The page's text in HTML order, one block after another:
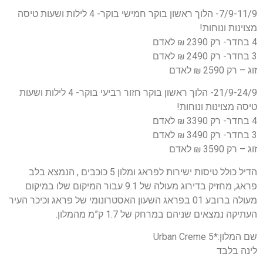
7/9-11/9- הלוך ראשון בוקר חמישי בוקר- 4 לילות ושעות טיסה
מצוינות ונוחות!
4 בחדר- רק 2390 ₪ לאדם
3 בחדר- רק 2490 ₪ לאדם
זוג – רק 2590 ₪ לאדם
21/9-24/9- הלוך ראשון בוקר חזור רביעי בוקר- 4 לילות ושעות
טיסה מצוינות ונוחות!
4 בחדר- רק 3390 ₪ לאדם
3 בחדר- רק 3490 ₪ לאדם
זוג – רק 3590 ₪ לאדם
הדיל כולל טיסות ישירות לפראג ומלון 5 כוכבים , הנמצא בלב
פראג, מחזיק בדירוג מעולה של 9.1 עבור המיקום שלו במיקום
מעולה ברובע 01 בפראג השעון האסטרונומי של פראג וכיכר העיר
העתיקה נמצאים שניהם במרחק של 1.7 ק”מ מהמלון.
שם המלון:*5 Urban Creme
לינה בלבד